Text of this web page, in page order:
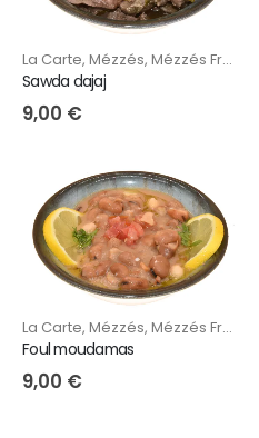
La Carte, Mézzés, Mézzés Froids
Sawda dajaj
9,00 €
La Carte, Mézzés, Mézzés Froids
Foul moudamas
9,00 €